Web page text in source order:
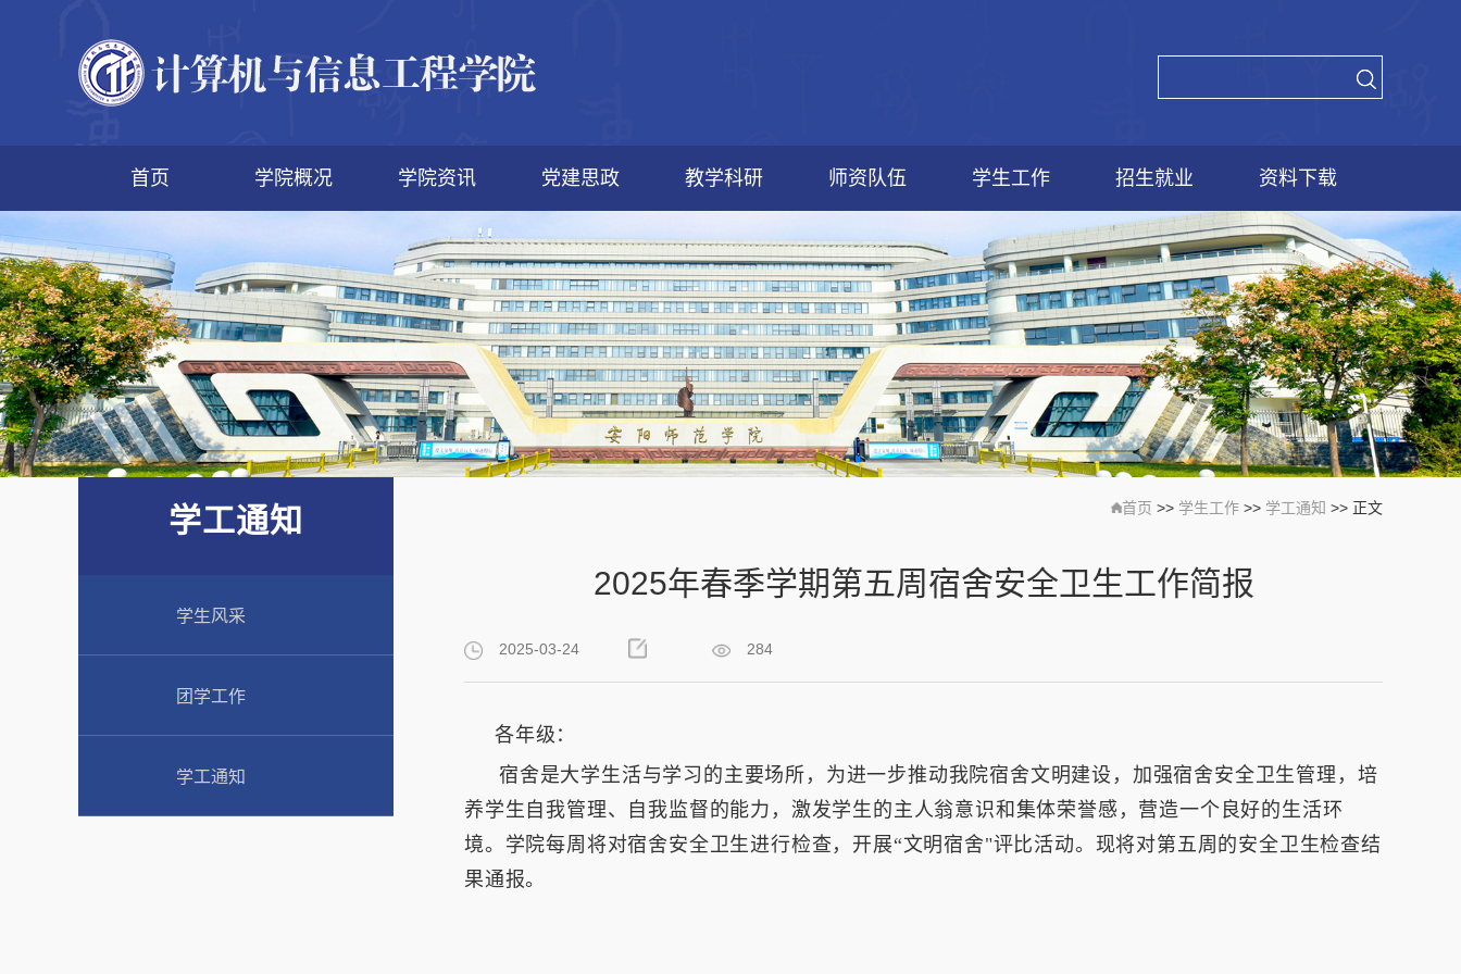
首页 学院概况 学院资讯 党建思政 教学科研 师资队伍 学生工作 招生就业 资料下载
学工通知
学生风采
团学工作
学工通知
首页 >> 学生工作 >> 学工通知 >> 正文
2025年春季学期第五周宿舍安全卫生工作简报
2025-03-24 284
各年级：
宿舍是大学生活与学习的主要场所，为进一步推动我院宿舍文明建设，加强宿舍安全卫生管理，培
养学生自我管理、自我监督的能力，激发学生的主人翁意识和集体荣誉感，营造一个良好的生活环
境。学院每周将对宿舍安全卫生进行检查，开展“文明宿舍"评比活动。现将对第五周的安全卫生检查结
果通报。